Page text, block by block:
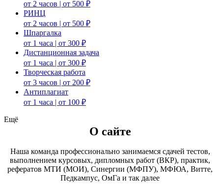
от 2 часов | от 500 ₽
РИНЦ
от 2 часов | от 500 ₽
Шпаргалка
от 1 часа | от 300 ₽
Дистанционная задача
от 1 часа | от 300 ₽
Творческая работа
от 3 часов | от 200 ₽
Антиплагиат
от 1 часа | от 100 ₽
Ещё
О сайте
Наша команда профессионально занимаемся сдачей тестов,
выполнением курсовых, дипломных работ (ВКР), практик,
рефератов МТИ (МОИ), Синергии (МФПУ), МФЮА, Витте,
Педкампус, ОмГа и так далее